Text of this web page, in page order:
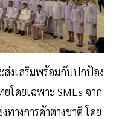
งเสริมพร้อมกับปกป้อง
โดยเฉพาะ SMEs จาก
างการค้าต่างชาติ โดย